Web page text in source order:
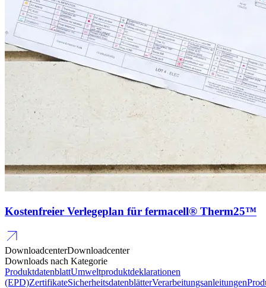
Kostenfreier Verlegeplan für fermacell® Therm25™
DownloadcenterDownloadcenter
Downloads nach Kategorie
ProduktdatenblattUmweltproduktdeklarationen
(EPD)ZertifikateSicherheitsdatenblätterVerarbeitungsanleitungen